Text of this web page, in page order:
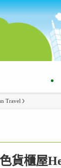
Travel
貨櫃屋